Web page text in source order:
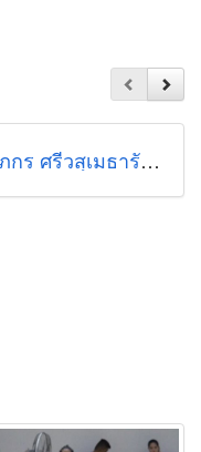
ศุภกร ศรีวสุเมธารัศมี (บอส)